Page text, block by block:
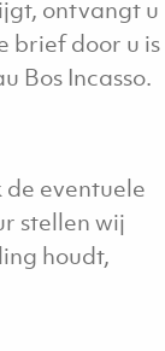
ontvangt u
brief door u is
Bos Incasso.
de eventuele
stellen wij
houdt,